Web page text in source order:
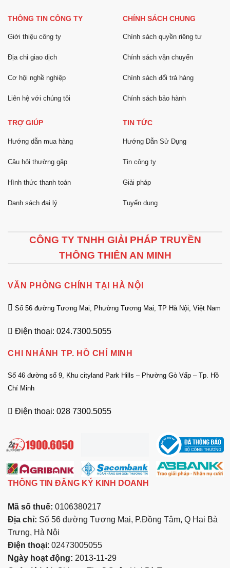
THÔNG TIN CÔNG TY
Giới thiệu công ty
Địa chỉ giao dịch
Cơ hội nghề nghiệp
Liên hệ với chúng tôi
CHÍNH SÁCH CHUNG
Chính sách quyền riêng tư
Chính sách vận chuyển
Chính sách đổi trả hàng
Chính sách bảo hành
TRỢ GIÚP
Hướng dẫn mua hàng
Câu hỏi thường gặp
Hình thức thanh toán
Danh sách đại lý
TIN TỨC
Hướng Dẫn Sử Dụng
Tin công ty
Giải pháp
Tuyển dụng
CÔNG TY TNHH GIẢI PHÁP TRUYỀN
THÔNG THIÊN AN MINH
VĂN PHÒNG CHÍNH TẠI HÀ NỘI
Số 56 đường Tương Mai, Phường Tương Mai, TP Hà Nội, Việt Nam
Điện thoại: 024.7300.5055
CHI NHÁNH TP. HỒ CHÍ MINH
Số 46 đường số 9, Khu cityland Park Hills – Phường Gò Vấp – Tp. Hồ
Chí Minh
Điện thoại: 028 7300.5055
THÔNG TIN ĐĂNG KÝ KINH DOANH
Mã số thuế: 0106380217
Địa chỉ: Số 56 đường Tương Mai, P.Đồng Tâm, Q Hai Bà
Trưng, Hà Nội
Điện thoại: 02473005055
Ngày hoạt động: 2013-11-29